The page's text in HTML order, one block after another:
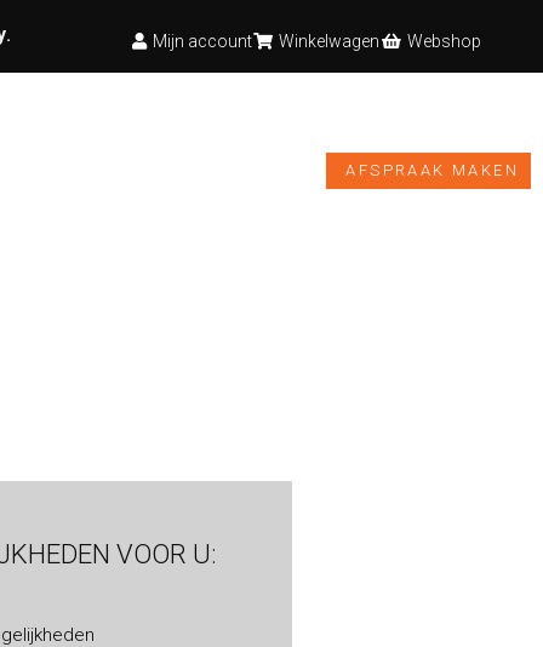
. Mijn account Winkelwagen Webshop
AFSPRAAK MAKEN
VOOR U: